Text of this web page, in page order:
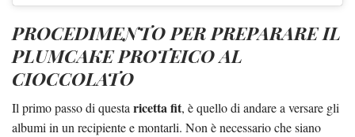
PROCEDIMENTO PER PREPARARE IL
PLUMCAKE PROTEICO AL
CIOCCOLATO
Il primo passo di questaricetta fit, è quello di andare a versare gli
albumi in un recipiente e montarli. Non è necessario che siano